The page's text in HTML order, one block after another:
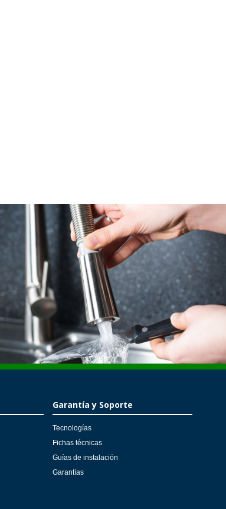
Garantía y Soporte
Tecnologías
Fichas técnicas
Guías de instalación
Garantías